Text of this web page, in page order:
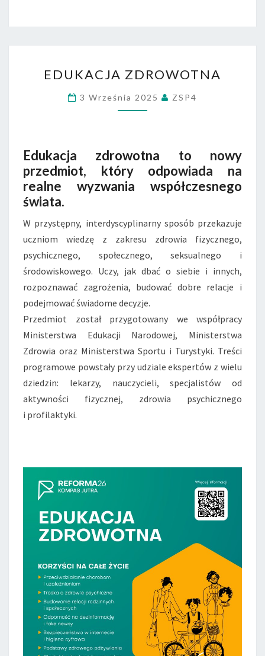
ZDROWOTNA
EDUKACJA ZDROWOTNA
3 Września 2025 ZSP4
Edukacja zdrowotna to nowy
przedmiot, który odpowiada na
realne wyzwania współczesnego
świata.
W przystępny, interdyscyplinarny sposób przekazuje
uczniom wiedzę z zakresu zdrowia fizycznego,
psychicznego, społecznego, seksualnego i
środowiskowego. Uczy, jak dbać o siebie i innych,
rozpoznawać zagrożenia, budować dobre relacje i
podejmować świadome decyzje.
Przedmiot został przygotowany we współpracy
Ministerstwa Edukacji Narodowej, Ministerstwa
Zdrowia oraz Ministerstwa Sportu i Turystyki. Treści
programowe powstały przy udziale ekspertów z wielu
dziedzin: lekarzy, nauczycieli, specjalistów od
aktywności fizycznej, zdrowia psychicznego
i profilaktyki.